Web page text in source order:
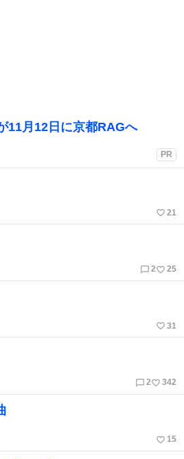
11月12日に京都RAGへ
PR
favorite_border 21
chat_bubble_outline 2favorite_border 25
favorite_border 31
chat_bubble_outline 2favorite_border 342
favorite_border 15